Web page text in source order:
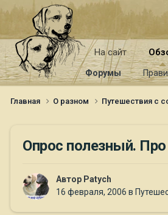
На сайт
Форумы
Главная О разном Путешествия с
Опрос полезный.
Автор Patych
16 февраля, 2006 в